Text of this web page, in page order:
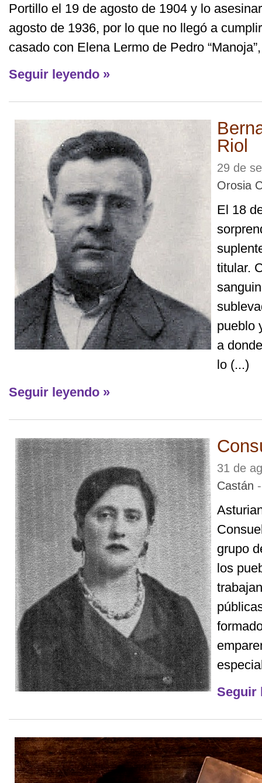
Portillo el 19 de agosto de 1904 y lo
agosto de 1936, por lo que no llegó a
casado con Elena Lermo de Pedro
Seguir leyendo »
Riol
29 de
Orosia
El 18
titular.
pueblo
a
lo (...)
Seguir leyendo »
31 de
Castán
grupo
los
Seguir